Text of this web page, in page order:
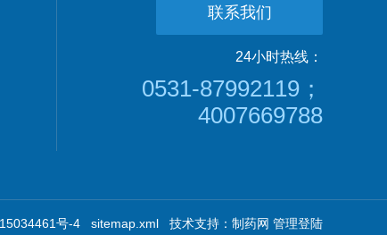
联系我们
24小时热线：
0531-87992119；
4007669788
号-4 sitemap.xml 技术支持： 制药网 管理登陆